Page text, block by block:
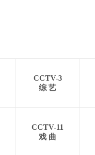
CCTV-3
综 艺
CCTV-11
戏 曲